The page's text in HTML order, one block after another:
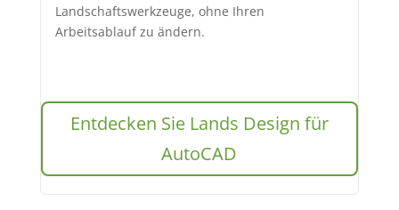
Landschaftswerkzeuge, ohne Ihren
Arbeitsablauf zu ändern.
Entdecken Sie Lands Design für
AutoCAD